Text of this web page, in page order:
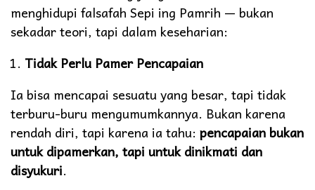
menghidupi falsafah Sepi ing Pamrih — bukan
sekadar teori, tapi dalam keseharian:
Tidak Perlu Pamer Pencapaian
Ia bisa mencapai sesuatu yang besar, tapi tidak
terburu-buru mengumumkannya. Bukan karena
rendah diri, tapi karena ia tahu: pencapaian bukan
untuk dipamerkan, tapi untuk dinikmati dan
disyukuri.